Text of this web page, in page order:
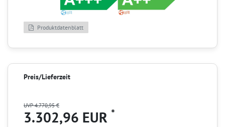
Produktdatenblatt
Preis/Lieferzeit
UVP 4.770,95 €
3.302,96 EUR *